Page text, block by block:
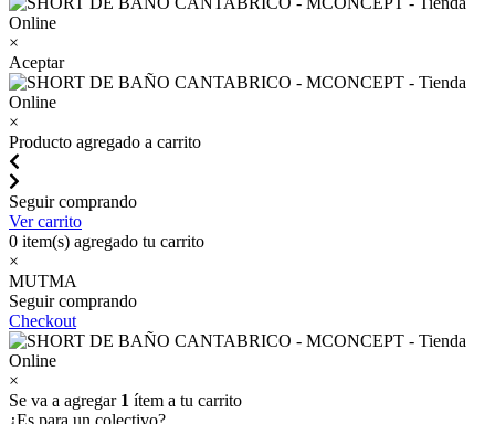
×
Aceptar
×
Producto agregado a carrito
Seguir comprando
Ver carrito
0 item(s) agregado tu carrito
×
MUTMA
Seguir comprando
Checkout
×
Se va a agregar 1 ítem a tu carrito